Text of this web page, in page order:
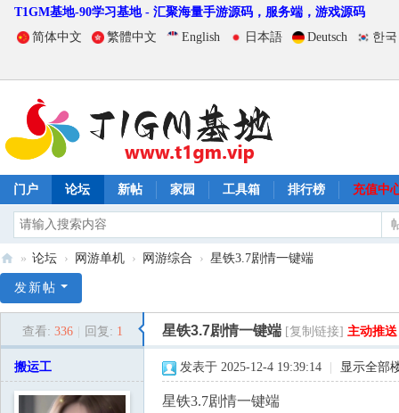
T1GM基地-90学习基地 - 汇聚海量手游源码，服务端，游戏源码
简体中文
繁體中文 English 日本語 Deutsch 한
门户 论坛 新帖 家园 工具箱 排行榜 充值中
1
» 论坛 › 网游单机 › 网游综合 › 星铁3.7剧情一键端
发新帖
查看: 336 回复: 1 星铁3.7剧情一键端 [复制链接] 主动推送
搬运工 发表于 2025-12-4 19:39:14 显示全部
星铁3.7剧情一键端